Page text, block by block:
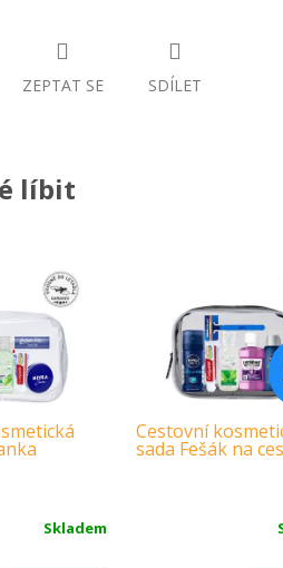
ZEPTAT SE SDÍLET
líbit
Skladem
Cestovní
sada Fešák na